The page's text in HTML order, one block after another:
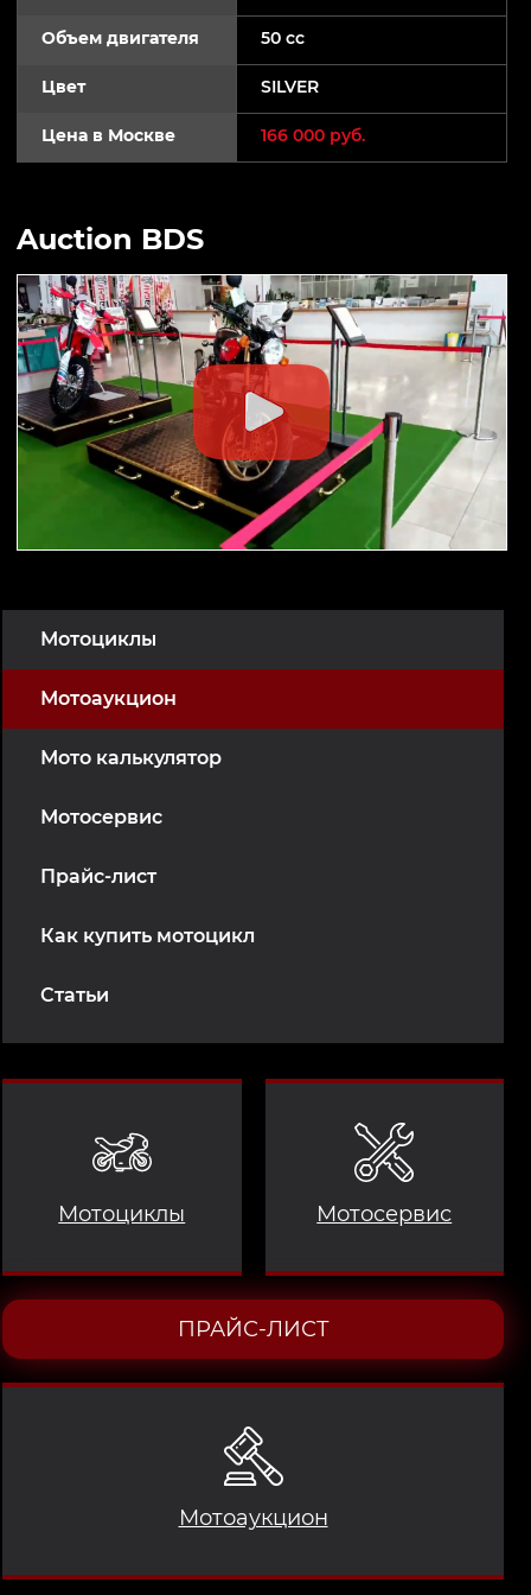
Мотоциклы
Мотоаукцион
Мото калькулятор
Мотосервис
Прайс-лист
Как купить мотоцикл
Статьи
Мотоциклы
Мотоаукцион
Мотосервис
ПРАЙС-ЛИСТ
Объем двигателя 50 cc
Цвет SILVER
Цена в Москве 166 000 руб.
Auction BDS